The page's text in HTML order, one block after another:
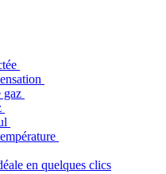
gaz
en quelques clics